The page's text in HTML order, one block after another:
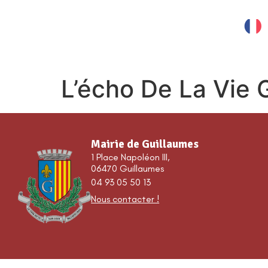
L’écho De La Vie
Mairie de Guillaumes
1 Place Napoléon III,
06470 Guillaumes
04 93 05 50 13
Nous contacter !